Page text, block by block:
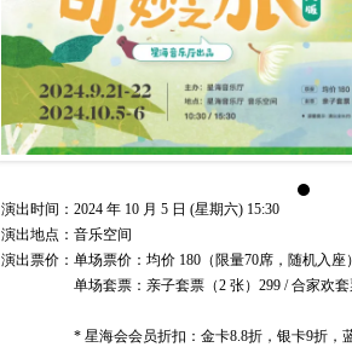
演出时间：2024 年 10 月 5 日 (星期六) 15:30
演出地点：音乐空间
演出票价： 单场票价：均价 180（限量70席，随机入座）
单场套票：亲子套票（2 张）299 / 合家欢
* 星海会会员折扣：金卡8.8折，银卡9折，